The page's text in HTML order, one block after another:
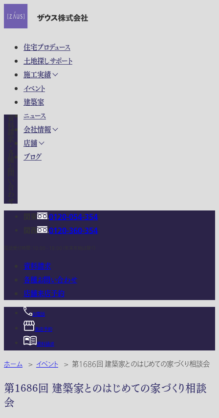
住宅プロデュース
土地探しサポート
施工実績
イベント
建築家
ニュース
会社情報
店舗
ブログ
0120-054-354
0120-360-354
資料請求
各種お問い合わせ
店舗来店予約
お電話
来店予約
資料請求
ホーム > イベント > 第1686回 建築家とのはじめての家づくり相談会
第1686回 建築家とのはじめての家づくり相談
会